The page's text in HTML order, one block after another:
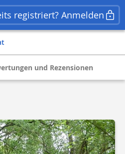
registriert? Anmelden
und Rezensionen